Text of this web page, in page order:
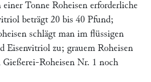
Tonne Roheisen erforderliche
beträgt 20 bis 40 Pfund;
schlägt man im flüssigen
Eisenvitriol zu; grauem Roheisen
Gießerei-Roheisen Nr. 1 noch